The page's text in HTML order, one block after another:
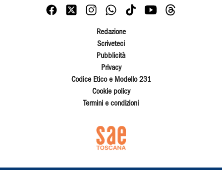
Redazione
Scriveteci
Pubblicità
Privacy
Codice Etico e Modello 231
Cookie policy
Termini e condizioni